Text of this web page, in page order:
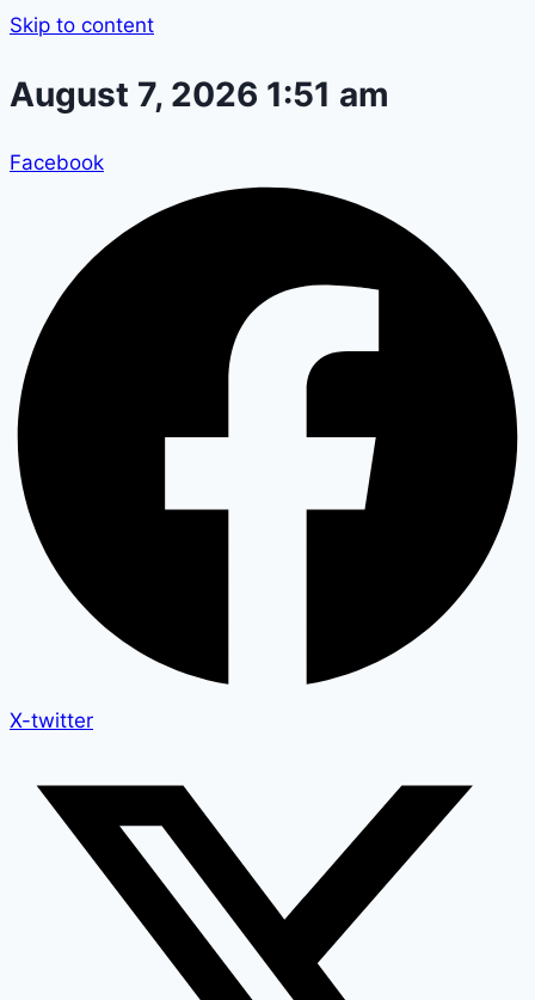
Skip to content
August 7, 2026 1:51 am
Facebook
X-twitter